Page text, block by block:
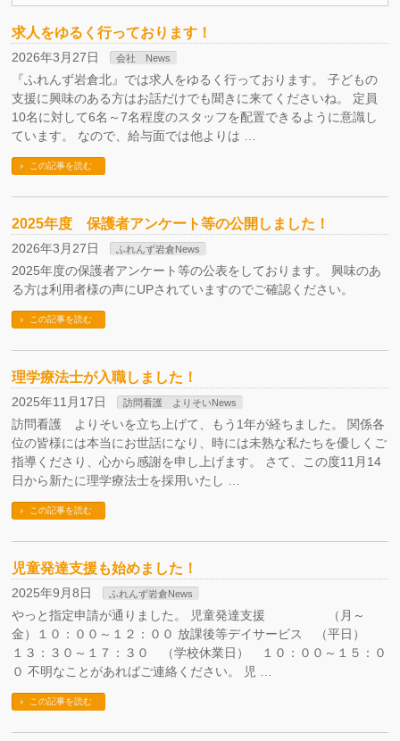
求人をゆるく行っております！
2026年3月27日 会社 News
『ふれんず岩倉北』では求人をゆるく行っております。 子どもの
支援に興味のある方はお話だけでも聞きに来てくださいね。 定員
10名に対して6名～7名程度のスタッフを配置できるように意識し
ています。 なので、給与面では他よりは …
この記事を読む
2025年度 保護者アンケート等の公開しました！
2026年3月27日 ふれんず岩倉News
2025年度の保護者アンケート等の公表をしております。 興味のあ
る方は利用者様の声にUPされていますのでご確認ください。
この記事を読む
理学療法士が入職しました！
2025年11月17日 訪問看護 よりそいNews
訪問看護 よりそいを立ち上げて、もう1年が経ちました。 関係各
位の皆様には本当にお世話になり、時には未熟な私たちを優しくご
指導くださり、心から感謝を申し上げます。 さて、この度11月14
日から新たに理学療法士を採用いたし …
この記事を読む
児童発達支援も始めました！
2025年9月8日 ふれんず岩倉News
やっと指定申請が通りました。 児童発達支援 （月～
金）１０：００～１２：００ 放課後等デイサービス （平日）
１３：３０～１７：３０ （学校休業日） １０：００～１５：０
０ 不明なことがあればご連絡ください。 児 …
この記事を読む